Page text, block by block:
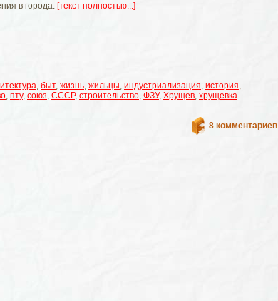
в города. [текст полностью...]
, быт, жизнь, жильцы, индустриализация, история,
, пту, союз, СССР, строительство, ФЗУ, Хрущев, хрущевка
8 комментариев